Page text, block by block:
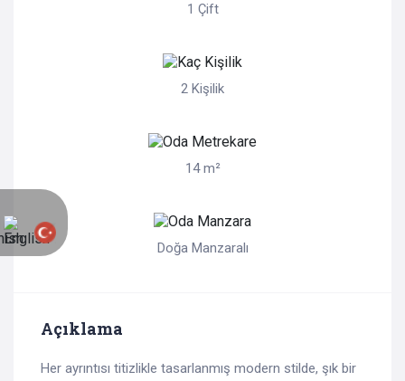
1 Çift
2 Kişilik
14 m²
Doğa Manzaralı
Açıklama
Her ayrıntısı titizlikle tasarlanmış modern stilde, şık bir